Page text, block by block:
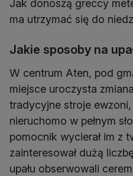
Jak donoszą greccy
ma utrzymać się do
Jakie sposoby na
W centrum Aten, pod
miejsce uroczysta
tradycyjne stroje ewzoni,
nieruchomo w pełnym
pomocnik wycierał im z
zainteresował dużą
upału obserwowali